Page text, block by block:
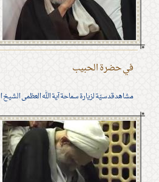
في حضرة الحبيب
مشاهد قدسيّة لزيارة سماحة آية الله العظمى